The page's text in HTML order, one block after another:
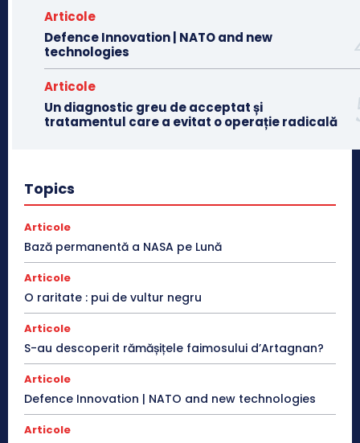
Articole
Defence Innovation | NATO and new
technologies
Articole
Un diagnostic greu de acceptat și
tratamentul care a evitat o operație radicală
Topics
Articole
Bază permanentă a NASA pe Lună
Articole
O raritate : pui de vultur negru
Articole
S-au descoperit rămășițele faimosului d’Artagnan?
Articole
Defence Innovation | NATO and new technologies
Articole